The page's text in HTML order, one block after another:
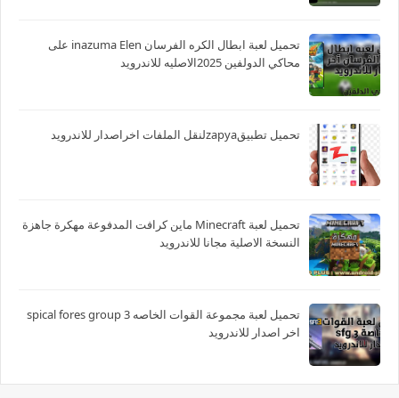
تحميل لعبة ابطال الكره الفرسان inazuma Elen على
محاكي الدولفين 2025الاصليه للاندرويد
تحميل تطبيقzapyaلنقل الملفات اخراصدار للاندرويد
تحميل لعبة Minecraft ماين كرافت المدفوعة مهكرة جاهزة
النسخة الاصلية مجانا للاندرويد
تحميل لعبة مجموعة القوات الخاصه spical fores group 3
اخر اصدار للاندرويد